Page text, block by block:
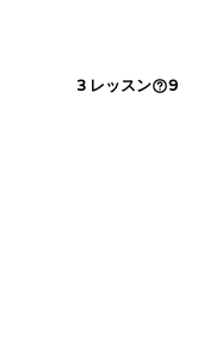
3 レッスン
9